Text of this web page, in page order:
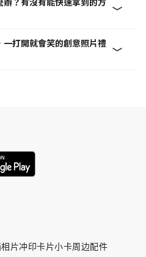
打開就會笑的創意照片禮
相片冲印卡片小卡周边配件